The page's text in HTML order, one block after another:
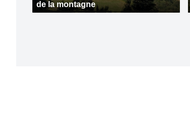
de la montagne